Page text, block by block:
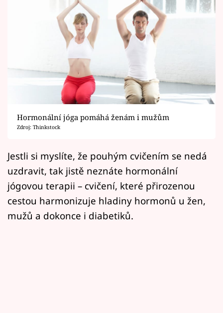
Horoskopy
Sledujte prima+
Filmový festival Karlovy Vary
Mámy sobě
Přihlášení
Hormonální jóga pomáhá ženám i mužům
Zdroj: Thinkstock
Jestli si myslíte, že pouhým cvičením se nedá
uzdravit, tak jistě neznáte hormonální
jógovou terapii – cvičení, které přirozenou
cestou harmonizuje hladiny hormonů u žen,
mužů a dokonce i diabetiků.